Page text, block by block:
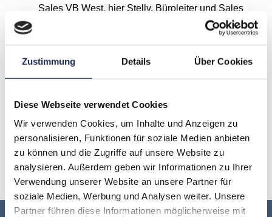
Zustimmung Details Über Cookies
Diese Webseite verwendet Cookies
Wir verwenden Cookies, um Inhalte und Anzeigen zu
personalisieren, Funktionen für soziale Medien anbieten
zu können und die Zugriffe auf unsere Website zu
analysieren. Außerdem geben wir Informationen zu Ihrer
Verwendung unserer Website an unsere Partner für
soziale Medien, Werbung und Analysen weiter. Unsere
Partner führen diese Informationen möglicherweise mit
Sales VB West, hier Stellv. Büroleiter und Sales
A B C D E F G
H I J K L
O P Q R S T U
V W X Y Z